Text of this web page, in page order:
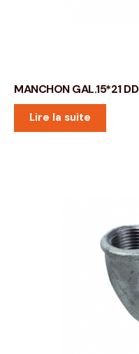
MANCHON GAL.15*21 DD
Lire la suite